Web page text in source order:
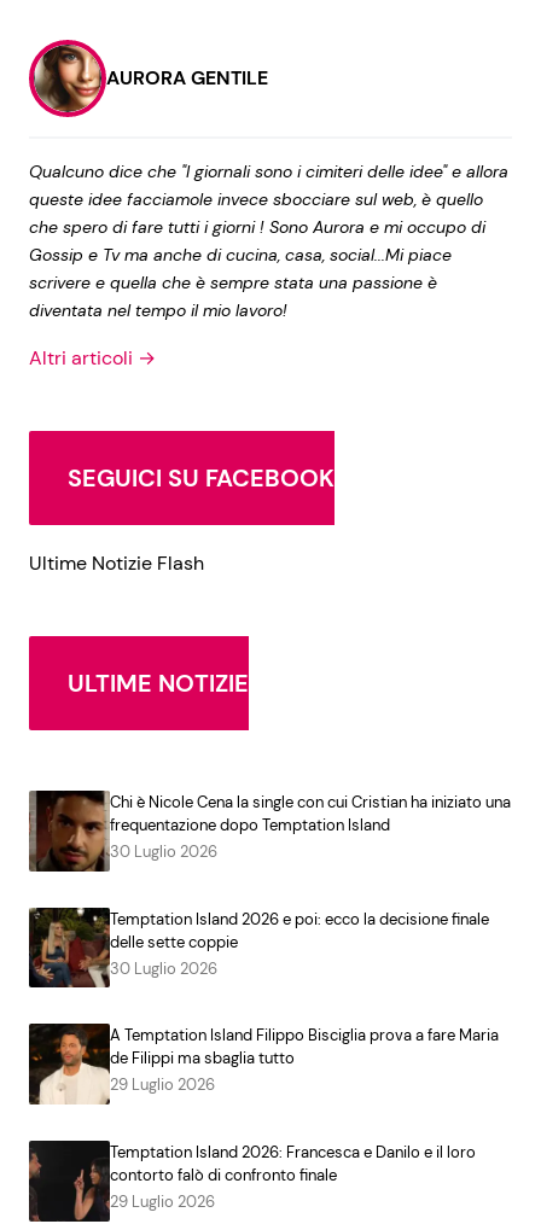
AURORA GENTILE
Qualcuno dice che "I giornali sono i cimiteri delle idee" e allora
queste idee facciamole invece sbocciare sul web, è quello
che spero di fare tutti i giorni ! Sono Aurora e mi occupo di
Gossip e Tv ma anche di cucina, casa, social...Mi piace
scrivere e quella che è sempre stata una passione è
diventata nel tempo il mio lavoro!
Altri articoli →
SEGUICI SU FACEBOOK
Ultime Notizie Flash
ULTIME NOTIZIE
Chi è Nicole Cena la single con cui Cristian ha iniziato una
frequentazione dopo Temptation Island
30 Luglio 2026
Temptation Island 2026 e poi: ecco la decisione finale
delle sette coppie
30 Luglio 2026
A Temptation Island Filippo Bisciglia prova a fare Maria
de Filippi ma sbaglia tutto
29 Luglio 2026
Temptation Island 2026: Francesca e Danilo e il loro
contorto falò di confronto finale
29 Luglio 2026